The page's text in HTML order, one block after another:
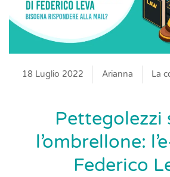
18 Luglio 2022 Arianna La
Pettegolezzi
l’ombrellone:
Federico